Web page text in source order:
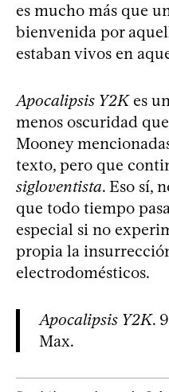
es mucho más que
bienvenida por
estaban vivos en
Apocalipsis Y2Kes
menos oscuridad
Mooney
texto, pero que
sigloventista. Eso sí,
que todo tiempo
especial si no
propia la
electrodomésticos.
Apocalipsis Y2K.
Max.